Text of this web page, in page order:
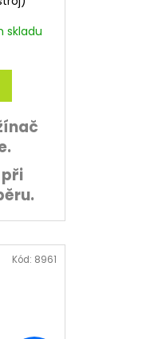
R
M
A
skladu
Kód: 8961